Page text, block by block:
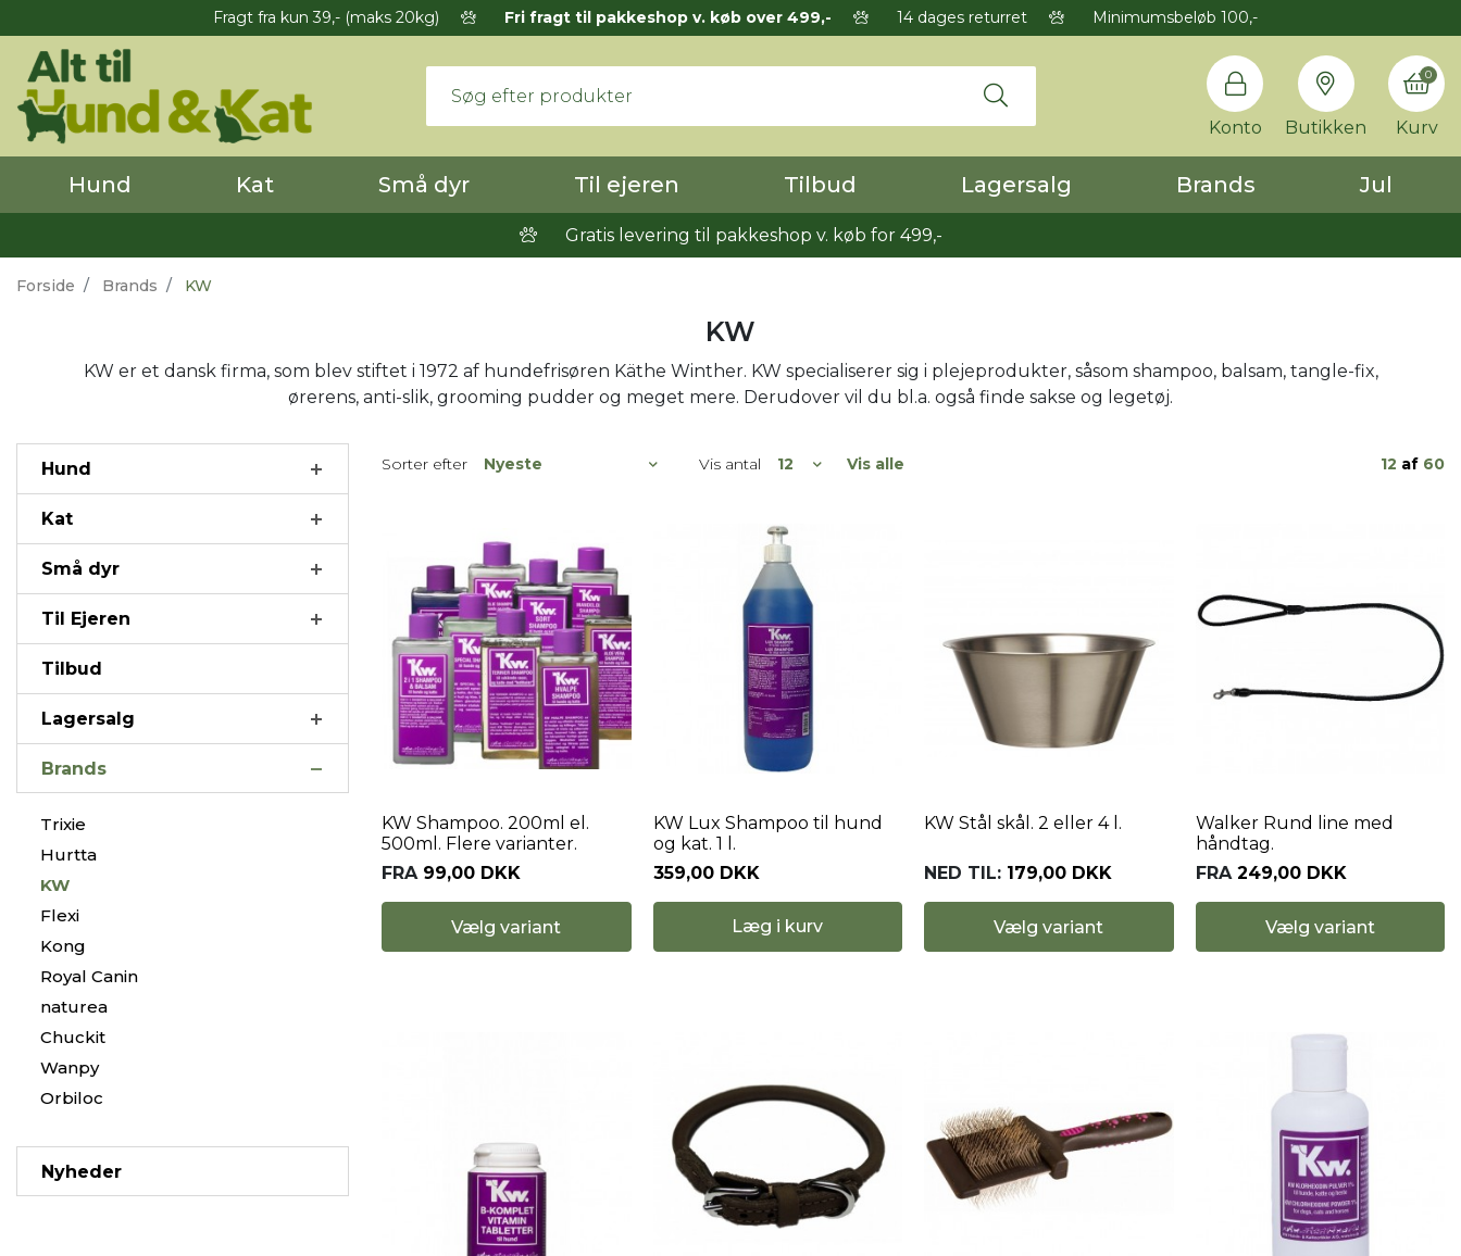
Fragt fra kun 39,- (maks 20kg) Fri fragt til pakkeshop v. køb over 499,- 14 dages returret Minimumsbeløb 100,-
Konto Butikken Kurv
0
Hund Kat Små dyr Til ejeren Tilbud Lagersalg Brands Jul
Gratis levering til pakkeshop v. køb for 499,-
Forside Brands KW
KW
KW er et dansk firma, som blev stiftet i 1972 af hundefrisøren Käthe Winther. KW specialiserer sig i plejeprodukter, såsom shampoo, balsam, tangle-fix,
ørerens, anti-slik, grooming pudder og meget mere. Derudover vil du bl.a. også finde sakse og legetøj.
Hund
Kat
Små dyr
Til Ejeren
Tilbud
Lagersalg
Brands
Trixie
Hurtta
KW
Flexi
Kong
Royal Canin
naturea
Chuckit
Wanpy
Orbiloc
Nyheder
Sorter efter Vis antal Vis alle 12 af 60
KW Shampoo. 200ml el.
500ml. Flere varianter.
FRA 99,00 DKK
Vælg variant
KW Lux Shampoo til hund
og kat. 1 l.
359,00 DKK
Læg i kurv
KW Stål skål. 2 eller 4 l.
NED TIL: 179,00 DKK
Vælg variant
Walker Rund line med
håndtag.
FRA 249,00 DKK
Vælg variant